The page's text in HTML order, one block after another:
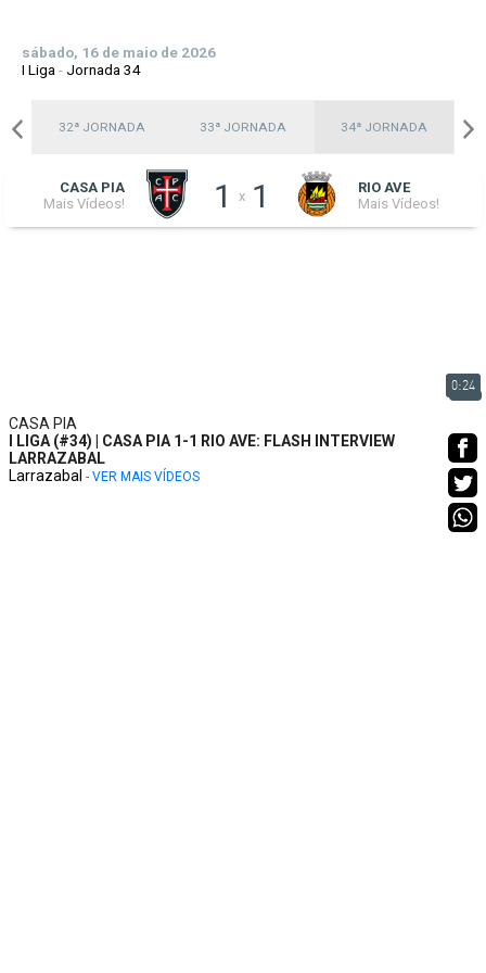
sábado, 16 de maio de 2026
I Liga -Jornada 34
32ª JORNADA 33ª JORNADA 34ª JORNADA
CASA PIA
Mais Vídeos!
1 x 1
RIO AVE
Mais Vídeos!
0:24
CASA PIA
I LIGA (#34) | CASA PIA 1-1 RIO AVE: FLASH INTERVIEW
LARRAZABAL
Larrazabal - VER MAIS VÍDEOS